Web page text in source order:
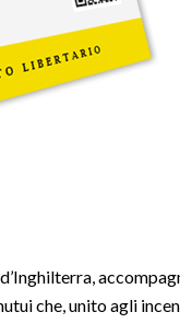
che, unito agli